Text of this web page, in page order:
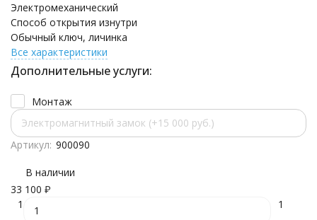
Электромеханический
Способ открытия изнутри
Обычный ключ, личинка
Все характеристики
Дополнительные услуги:
Монтаж
Электромагнитный замок (+15 000 руб.)
Артикул: 900090
В наличии
33 100 ₽
1
1